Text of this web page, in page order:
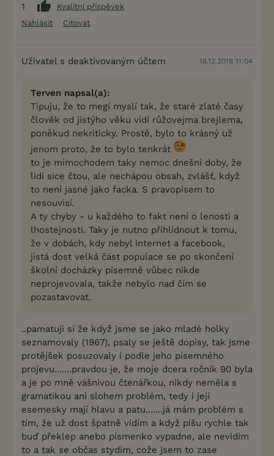
1
Kvalitní příspěvek
Nahlásit
Citovat
Uživatel s deaktivovaným účtem 16.12.2018 11:04
Terven napsal(a):
Tipuju, že to megí myslí tak, že staré zlaté časy
člověk od jistýho věku vidí růžovejma brejlema,
poněkud nekriticky. Prostě, bylo to krásný už
jenom proto, že to bylo tenkrát
to je mimochodem taky nemoc dnešní doby, že
lidi sice čtou, ale nechápou obsah, zvlášť, když
to není jasné jako facka. S pravopisem to
nesouvisí.
A ty chyby - u každého to fakt není o lenosti a
lhostejnosti. Taky je nutno přihlídnout k tomu,
že v dobách, kdy nebyl internet a facebook,
jistá dost velká část populace se po skončení
školní docházky písemně vůbec nikde
neprojevovala, takže nebylo nad čím se
pozastavovat.
..pamatuji si že když jsme se jako mladé holky
seznamovaly (1967), psaly se ještě dopisy, tak jsme
protějšek posuzovaly i podle jeho písemného
projevu.......pravdou je, že moje dcera ročník 90 byla
a je po mně vášnivou čtenářkou, nikdy neměla s
gramatikou ani slohem problém, tedy i její
esemesky mají hlavu a patu.......já mám problém s
tím, že už dost špatně vidím a když píšu rychle tak
buď překlep anebo písmenko vypadne, ale nevidím
to a tak se občas stydím, cože jsem to zase